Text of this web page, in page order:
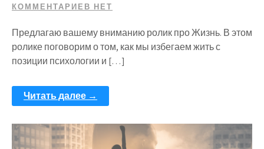
КОММЕНТАРИЕВ НЕТ
Предлагаю вашему вниманию ролик про Жизнь. В этом
ролике поговорим о том, как мы избегаем жить с
позиции психологии и […]
Читать далее →